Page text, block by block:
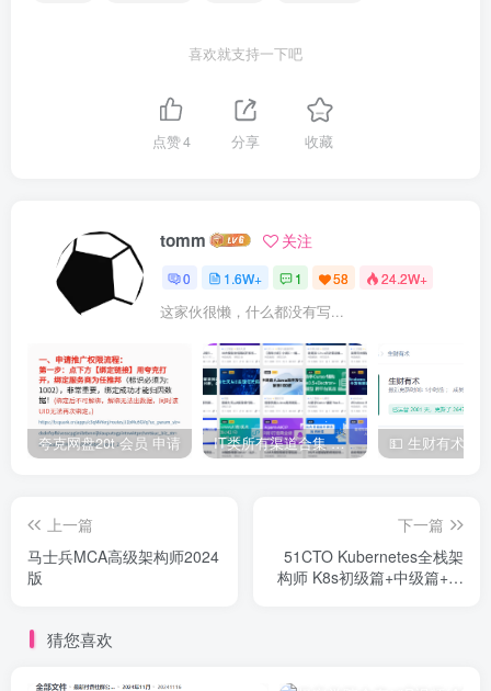
喜欢就支持一下吧
点赞4 分享 收藏
tomm 关注
0 1.6W+ 1 58 24.2W+
这家伙很懒，什么都没有写...
夸克网盘20t 会员 申请 IT类所有渠道合集 持续日更，目前近四千多条资源 年费用户微信私信获取权限
上一篇
马士兵MCA高级架构师2024
版
下一篇
51CTO Kubernetes全栈架
构师 K8s初级篇+中级篇+高
猜您喜欢